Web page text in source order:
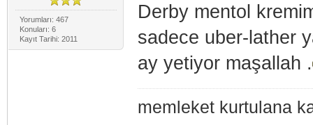
Yorumları: 467
Konuları: 6
Kayıt Tarihi: 2011
Derby mentol
sadece uber-lather
ay yetiyor maşallah .
memleket kurtulana